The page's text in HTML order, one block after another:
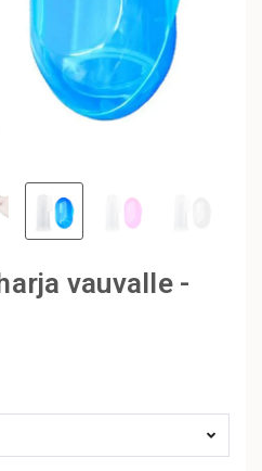
vauvalle -